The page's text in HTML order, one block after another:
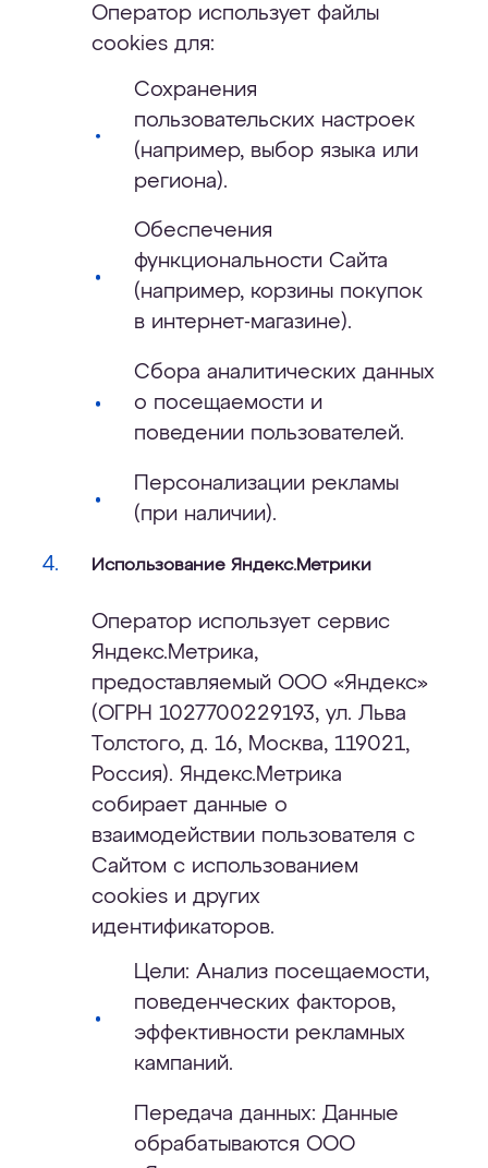
Оператор использует файлы
cookies для:
Сохранения
пользовательских настроек
(например, выбор языка или
региона).
Обеспечения
функциональности Сайта
(например, корзины покупок
в интернет-магазине).
Сбора аналитических данных
о посещаемости и
поведении пользователей.
Персонализации рекламы
(при наличии).
Использование Яндекс.Метрики
Оператор использует сервис
Яндекс.Метрика,
предоставляемый ООО «Яндекс»
(ОГРН 1027700229193, ул. Льва
Толстого, д. 16, Москва, 119021,
Россия). Яндекс.Метрика
собирает данные о
взаимодействии пользователя с
Сайтом с использованием
cookies и других
идентификаторов.
Цели: Анализ посещаемости,
поведенческих факторов,
эффективности рекламных
кампаний.
Передача данных: Данные
обрабатываются ООО